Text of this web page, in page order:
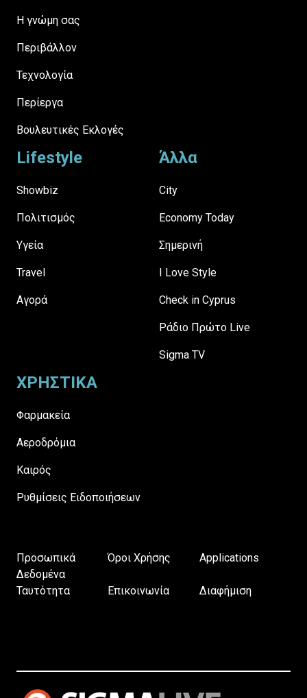
H γνώμη σας
Περιβάλλον
Τεχνολογία
Περίεργα
Βουλευτικές Εκλογές
Lifestyle
Showbiz
Πολιτισμός
Υγεία
Travel
Αγορά
Άλλα
City
Economy Today
Σημερινή
I Love Style
Check in Cyprus
Ράδιο Πρώτο Live
Sigma TV
ΧΡΗΣΤΙΚΑ
Φαρμακεία
Αεροδρόμια
Καιρός
Ρυθμίσεις Ειδοποιήσεων
Προσωπικά
Δεδομένα
Όροι Χρήσης Applications
Ταυτότητα Επικοινωνία Διαφήμιση